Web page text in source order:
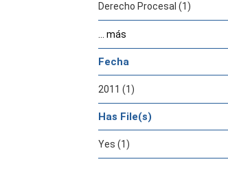
Derecho Procesal (1)
... más
Fecha
2011 (1)
Has File(s)
Yes (1)